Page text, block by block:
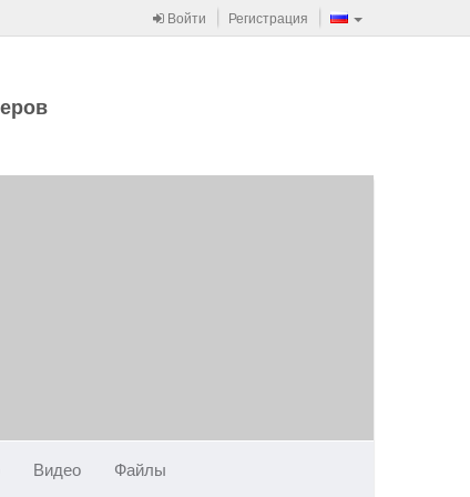
Войти Регистрация
Видео Файлы